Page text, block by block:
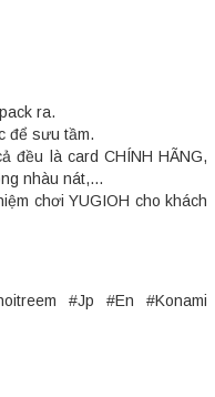
ra.
để sưu tầm.
đều là card CHÍNH HÃNG,
nhàu nát,...
chơi YUGIOH cho khách
#Jp #En #Konami